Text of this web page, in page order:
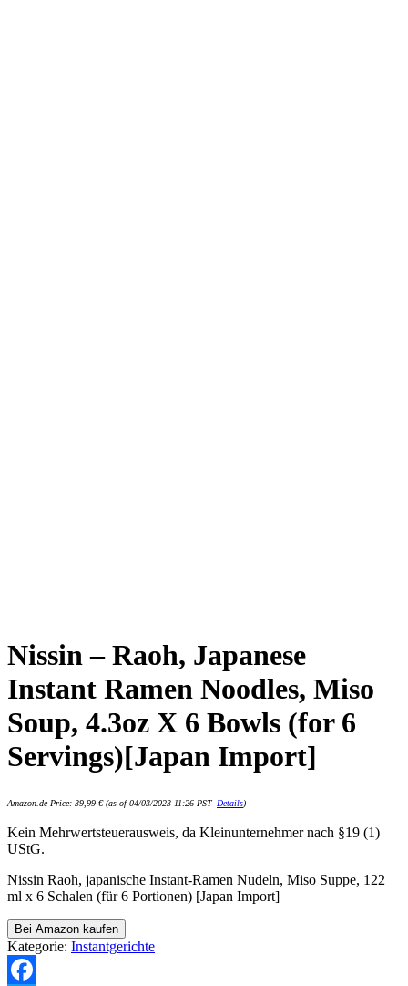
Nissin – Raoh, Japanese
Instant Ramen Noodles, Miso
Soup, 4.3oz X 6 Bowls (for 6
Servings)[Japan Import]
Amazon.de Price: 39,99 €(as of 04/03/2023 11:26 PST- Details)
Kein Mehrwertsteuerausweis, da Kleinunternehmer nach §19 (1)
UStG.
Nissin Raoh, japanische Instant-Ramen Nudeln, Miso Suppe, 122
ml x 6 Schalen (für 6 Portionen) [Japan Import]
Bei Amazon kaufen
Kategorie: Instantgerichte